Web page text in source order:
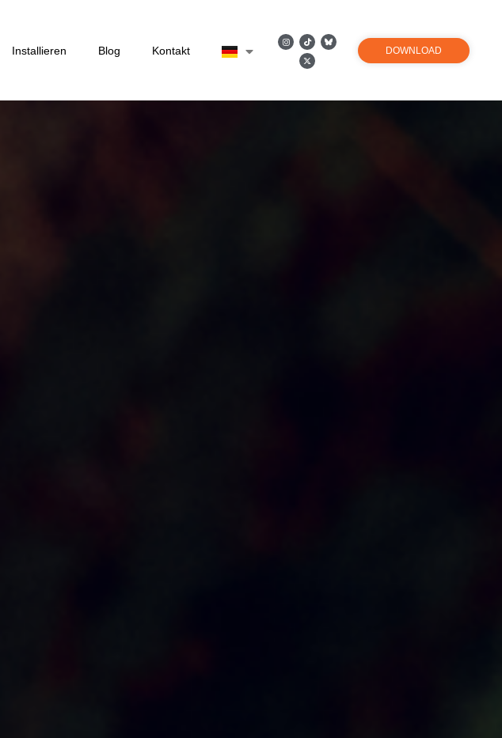
Installieren Blog Kontakt DOWNLOAD